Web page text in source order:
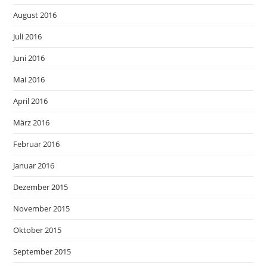
August 2016
Juli 2016
Juni 2016
Mai 2016
April 2016
März 2016
Februar 2016
Januar 2016
Dezember 2015
November 2015
Oktober 2015
September 2015